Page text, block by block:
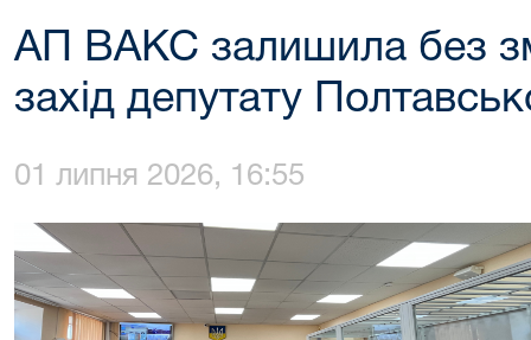
АП ВАКС залишила без
захід депутату
01 липня 2026, 16:55